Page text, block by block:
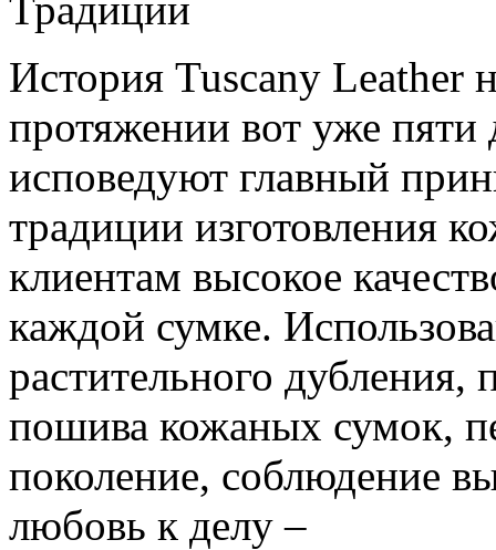
История Tuscany Leather
протяжении вот уже пяти
исповедуют главный
традиции изготовления
клиентам высокое
каждой сумке.
растительного дубления,
пошива кожаных сумок,
поколение, соблюдение
любовь к делу –